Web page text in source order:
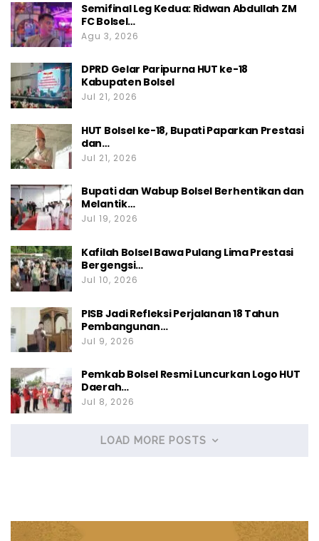
Semifinal Leg Kedua: Ridwan Abdullah ZM
FC Bolsel…
Agu 3, 2026
DPRD Gelar Paripurna HUT ke-18
Kabupaten Bolsel
Jul 21, 2026
HUT Bolsel ke-18, Bupati Paparkan Prestasi
dan…
Jul 21, 2026
Bupati dan Wabup Bolsel Berhentikan dan
Melantik…
Jul 19, 2026
Kafilah Bolsel Bawa Pulang Lima Prestasi
Bergengsi…
Jul 10, 2026
PISB Jadi Refleksi Perjalanan 18 Tahun
Pembangunan…
Jul 9, 2026
Pemkab Bolsel Resmi Luncurkan Logo HUT
Daerah…
Jul 8, 2026
LOAD MORE POSTS